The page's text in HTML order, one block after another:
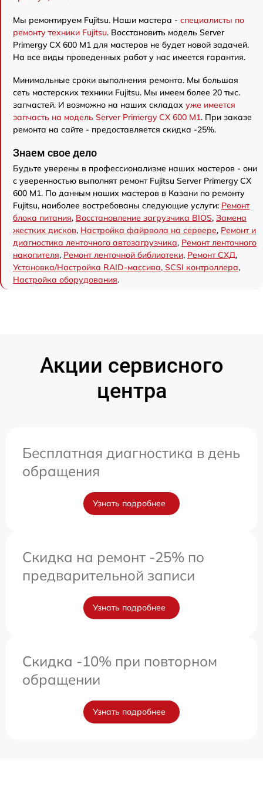
Мы ремонтируем Fujitsu. Наши мастера - специалисты по
ремонту техники Fujitsu. Восстановить модель Server
Primergy CX 600 M1 для мастеров не будет новой задачей.
На все виды проведенных работ у нас имеется гарантия.
Минимальные сроки выполнения ремонта. Мы большая
сеть мастерских техники Fujitsu. Мы имеем более 20 тыс.
запчастей. И возможно на наших складах уже имеется
запчасть на модель Server Primergy CX 600 M1. При заказе
ремонта на сайте - предоставляется скидка -25%.
Знаем свое дело
Будьте уверены в профессионализме наших мастеров - они
с уверенностью выполнят ремонт Fujitsu Server Primergy CX
600 M1. По данным наших мастеров в Казани по ремонту
Fujitsu, наиболее востребованы следующие услуги: Ремонт
блока питания, Восстановление загрузчика BIOS, Замена
жестких дисков, Настройка файрвола на сервере, Ремонт и
диагностика ленточного автозагрузчика, Ремонт ленточного
накопителя, Ремонт ленточной библиотеки, Ремонт СХД,
Установка/Настройка RAID-массива, SCSI контроллера,
Настройка оборудования.
Акции сервисного
центра
Бесплатная диагностика в день
обращения
Узнать подробнее
Скидка на ремонт -25% по
предварительной записи
Узнать подробнее
Скидка -10% при повторном
обращении
Узнать подробнее